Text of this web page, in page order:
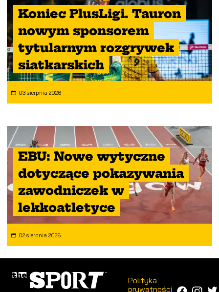
Koniec PlusLigi. Tauron
nowym sponsorem
tytularnym rozgrywek
siatkarskich
03 sierpnia 2026
EBU: Nowe wytyczne
dotyczące pokazywania
zawodniczek w
lekkoatletyce
02 sierpnia 2026
Polityka
prywatności